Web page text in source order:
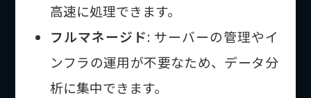
高速に処理できます。
フルマネージド: サーバーの管理やイ
ンフラの運用が不要なため、データ分
析に集中できます。